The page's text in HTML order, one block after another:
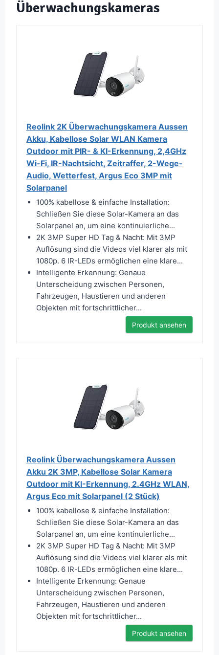
Überwachungskameras
Reolink 2K Überwachungskamera Aussen
Akku, Kabellose Solar WLAN Kamera
Outdoor mit PIR- & KI-Erkennung, 2,4GHz
Wi-Fi, IR-Nachtsicht, Zeitraffer, 2-Wege-
Audio, Wetterfest, Argus Eco 3MP mit
Solarpanel
100% kabellose & einfache Installation:
Schließen Sie diese Solar-Kamera an das
Solarpanel an, um eine kontinuierliche...
2K 3MP Super HD Tag & Nacht: Mit 3MP
Auflösung sind die Videos viel klarer als mit
1080p. 6 IR-LEDs ermöglichen eine klare...
Intelligente Erkennung: Genaue
Unterscheidung zwischen Personen,
Fahrzeugen, Haustieren und anderen
Objekten mit fortschrittlicher...
Produkt ansehen
Reolink Überwachungskamera Aussen
Akku 2K 3MP, Kabellose Solar Kamera
Outdoor mit KI-Erkennung, 2.4GHz WLAN,
Argus Eco mit Solarpanel (2 Stück)
100% kabellose & einfache Installation:
Schließen Sie diese Solar-Kamera an das
Solarpanel an, um eine kontinuierliche...
2K 3MP Super HD Tag & Nacht: Mit 3MP
Auflösung sind die Videos viel klarer als mit
1080p. 6 IR-LEDs ermöglichen eine klare...
Intelligente Erkennung: Genaue
Unterscheidung zwischen Personen,
Fahrzeugen, Haustieren und anderen
Objekten mit fortschrittlicher...
Produkt ansehen